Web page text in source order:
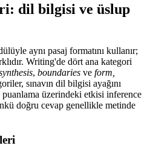
dil bilgisi ve üslup
aynı pasaj formatını kullanır;
Writing'de dört ana kategori
, boundaries ve form,
sınavın dil bilgisi ayağını
puanlama üzerindeki etkisi inference
doğru cevap genellikle metinde